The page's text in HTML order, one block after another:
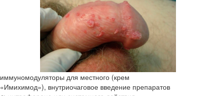
иммуномодуляторы для местного (крем
«Имихимод»), внутриочаговое введение препаратов